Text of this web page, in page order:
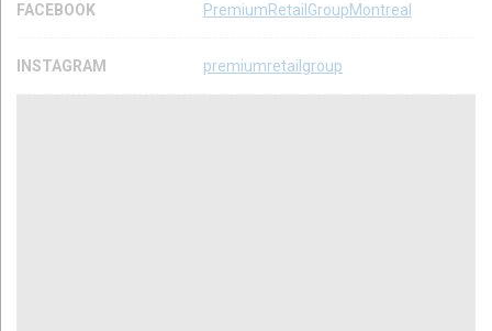
FACEBOOK PremiumRetailGroupMontreal
INSTAGRAM premiumretailgroup